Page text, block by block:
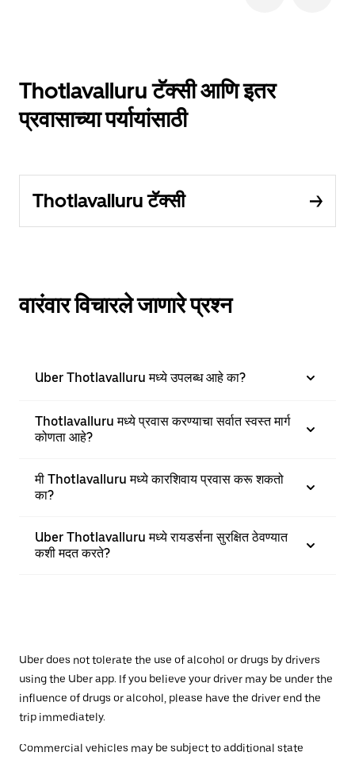
Thotlavalluru टॅक्सी आणि इतर
प्रवासाच्या पर्यायांसाठी
Thotlavalluru टॅक्सी
वारंवार विचारले जाणारे प्रश्न
Uber Thotlavalluru मध्ये उपलब्ध आहे का?
Thotlavalluru मध्ये प्रवास करण्याचा सर्वात स्वस्त मार्ग
कोणता आहे?
मी Thotlavalluru मध्ये कारशिवाय प्रवास करू शकतो
का?
Uber Thotlavalluru मध्ये रायडर्सना सुरक्षित ठेवण्यात
कशी मदत करते?
Uber does not tolerate the use of alcohol or drugs by drivers
using the Uber app. If you believe your driver may be under the
influence of drugs or alcohol, please have the driver end the
trip immediately.
Commercial vehicles may be subject to additional state